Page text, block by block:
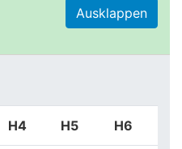
Ausklappen
H4 H5 H6